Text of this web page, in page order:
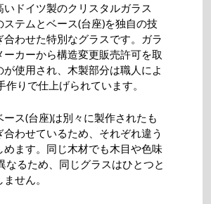
いドイツ製のクリスタルガラス
ステムとベース(台座)を独自の技
合わせた特別なグラスです。ガラ
ーカーから構造変更販売許可を取
が使用され、木製部分は職人によ
作りで仕上げられています。
ス(台座)は別々に製作されたも
わせているため、それぞれ違う
めます。同じ木材でも木目や色味
なるため、同じグラスはひとつと
せん。